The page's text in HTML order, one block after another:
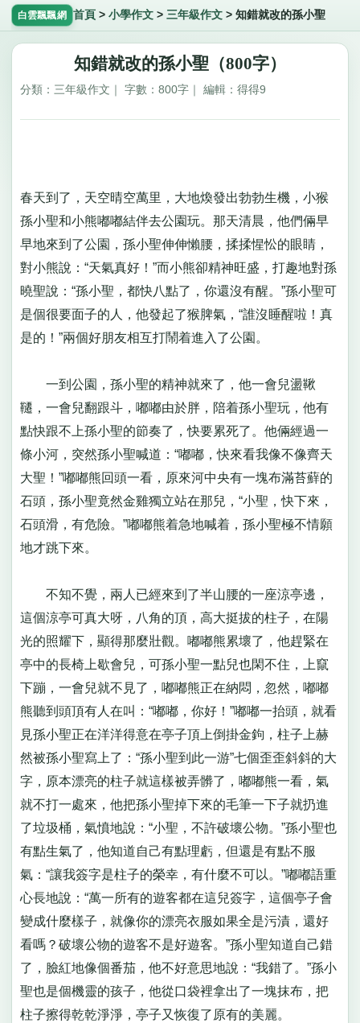
白雲飄飄網 首頁 > 小學作文> 三年級作文> 知錯就改的孫小聖
知錯就改的孫小聖（800字）
分類：三年級作文｜ 字數：800字｜ 編輯：得得9
春天到了，天空晴空萬里，大地煥發出勃勃生機，小猴
孫小聖和小熊嘟嘟結伴去公園玩。那天清晨，他們倆早
早地來到了公園，孫小聖伸伸懶腰，揉揉惺忪的眼睛，
對小熊說：“天氣真好！”而小熊卻精神旺盛，打趣地對孫
曉聖說：“孫小聖，都快八點了，你還沒有醒。”孫小聖可
是個很要面子的人，他發起了猴脾氣，“誰沒睡醒啦！真
是的！”兩個好朋友相互打鬧着進入了公園。
一到公園，孫小聖的精神就來了，他一會兒盪鞦
韆，一會兒翻跟斗，嘟嘟由於胖，陪着孫小聖玩，他有
點快跟不上孫小聖的節奏了，快要累死了。他倆經過一
條小河，突然孫小聖喊道：“嘟嘟，快來看我像不像齊天
大聖！”嘟嘟熊回頭一看，原來河中央有一塊布滿苔蘚的
石頭，孫小聖竟然金雞獨立站在那兒，“小聖，快下來，
石頭滑，有危險。”嘟嘟熊着急地喊着，孫小聖極不情願
地才跳下來。
不知不覺，兩人已經來到了半山腰的一座涼亭邊，
這個涼亭可真大呀，八角的頂，高大挺拔的柱子，在陽
光的照耀下，顯得那麼壯觀。嘟嘟熊累壞了，他趕緊在
亭中的長椅上歇會兒，可孫小聖一點兒也閑不住，上竄
下蹦，一會兒就不見了，嘟嘟熊正在納悶，忽然，嘟嘟
熊聽到頭頂有人在叫：“嘟嘟，你好！”嘟嘟一抬頭，就看
見孫小聖正在洋洋得意在亭子頂上倒掛金鉤，柱子上赫
然被孫小聖寫上了：“孫小聖到此一游”七個歪歪斜斜的大
字，原本漂亮的柱子就這樣被弄髒了，嘟嘟熊一看，氣
就不打一處來，他把孫小聖掉下來的毛筆一下子就扔進
了垃圾桶，氣憤地說：“小聖，不許破壞公物。”孫小聖也
有點生氣了，他知道自己有點理虧，但還是有點不服
氣：“讓我簽字是柱子的榮幸，有什麼不可以。”嘟嘟語重
心長地說：“萬一所有的遊客都在這兒簽字，這個亭子會
變成什麼樣子，就像你的漂亮衣服如果全是污漬，還好
看嗎？破壞公物的遊客不是好遊客。”孫小聖知道自己錯
了，臉紅地像個番茄，他不好意思地說：“我錯了。”孫小
聖也是個機靈的孩子，他從口袋裡拿出了一塊抹布，把
柱子擦得乾乾淨淨，亭子又恢復了原有的美麗。